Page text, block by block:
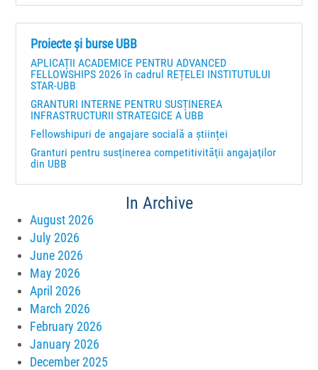
Proiecte și burse UBB
APLICAȚII ACADEMICE PENTRU ADVANCED
FELLOWSHIPS 2026 în cadrul REȚELEI INSTITUTULUI
STAR-UBB
GRANTURI INTERNE PENTRU SUSȚINEREA
INFRASTRUCTURII STRATEGICE A UBB
Fellowshipuri de angajare socială a științei
Granturi pentru susţinerea competitivităţii angajaţilor
din UBB
In Archive
August 2026
July 2026
June 2026
May 2026
April 2026
March 2026
February 2026
January 2026
December 2025